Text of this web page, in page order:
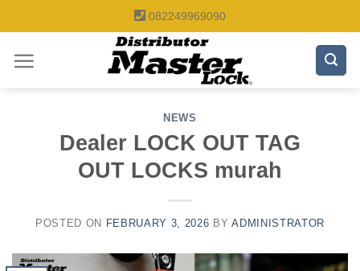
to
content
082249969090
NEWS
Dealer LOCK OUT TAG
OUT LOCKS murah
POSTED ON FEBRUARY 3, 2026 BYADMINISTRATOR